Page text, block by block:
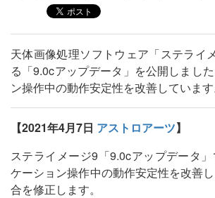
天体画像処理ソフトウェア「ステライ
る「9.0cアップデータ」を公開しまし
ン操作中の動作安定性を改善しています
【2021年4月7日 アストロアーツ】
ステライメージ9「9.0cアップデータ
ケーション操作中の動作安定性を改善
合を修正します。